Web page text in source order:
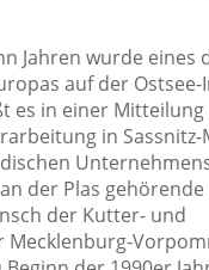
F
e
b
o
k
Jahren wurde eines
auf der Ostsee-
es in einer Mitteilung
in Sassnitz-
der Plas
der Kutter- und
Mecklenburg-